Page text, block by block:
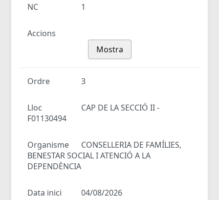
NC 1
Accions
Mostra
Ordre 3
Lloc
CAP DE LA SECCIÓ II -
F01130494
Organisme
CONSELLERIA DE FAMÍLIES,
BENESTAR SOCIAL I ATENCIÓ A LA
DEPENDÈNCIA
Data inici 04/08/2026